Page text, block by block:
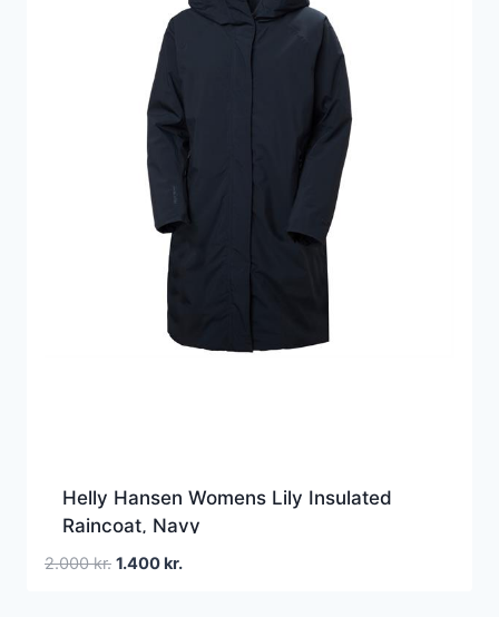
Helly Hansen Womens Lily Insulated
Raincoat, Navy
2.000kr. Den
1.400kr.Den